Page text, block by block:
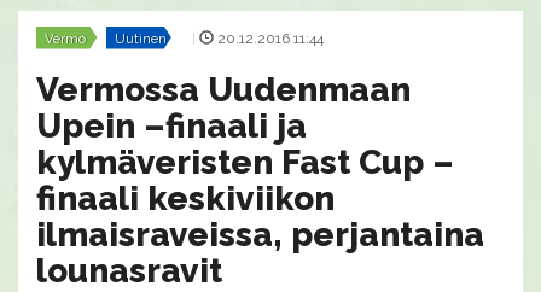
Vermo Uutinen 20.12.2016 11:44
Vermossa Uudenmaan
Upein –finaali ja
kylmäveristen Fast Cup –
finaali keskiviikon
ilmaisraveissa, perjantaina
lounasravit